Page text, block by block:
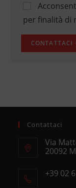
per finalità di
Contattaci
Via
20092
in
+39 02